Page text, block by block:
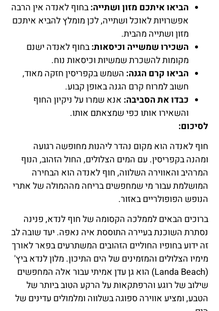
הביאו איתכם מזון ושתייה:בחוף לאנדה אין הרבה
אפשרויות לאוכל ושתייה, לכן מומלץ להביא איתכם
מזון ושתייה מהבית.
השכירו שמשייה וכיסאות:בחוף לאנדה ישנם
מקומות להשכרת שמשיות וכיסאות נוח.
הביאו קרם הגנה: השמש בקפריסין חזקה מאוד,
חשוב למרוח קרם הגנה באופן קבוע.
כבדו את הסביבה: אנא שמרו על ניקיון החוף
והשאירו אותו כפי שמצאתם אותו.
לסיכום:
חוף לאנדה הוא מקום נהדר ליהנות מחופשה רגועה
ומהנה בקפריסין. עם המים הצלולים, החול הזהוב, הנוף
המרהיב והאווירה השלווה, חוף לאנדה הוא הבחירה
המושלמת עבור מי שמחפשים בריחה מההמולה של אתרי
הנופש הפופולריים באזור.
ברוכים הבאים לממלכה הקסומה של חוף לנדא, פנינה
נסתרת השוכנת בעיירה התוססת איה נאפה. יעד שובה לב
זה ידוע בחופיו החוליים הזהובים המשתרעים בפאר לאורך
מימיו הצלולים והמזמינים של הים התיכון. מלון לנדא ביץ'
(Landa Beach) הוא גן עדן אמיתי עבור אלה המחפשים
שילוב של רוגע והרפתקאות על הרקע הטוב ביותר של
הטבע, ומציע אווירה ספוגה בשלווה ומלמולים עדינים של